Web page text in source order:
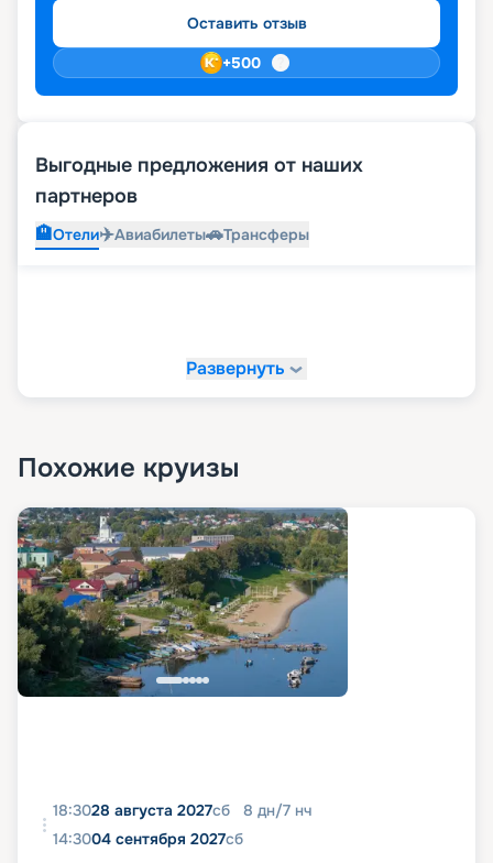
Оставить отзыв
+500
Выгодные предложения от наших
партнеров
🏨Отели✈️Авиабилеты🚗Трансферы
Развернуть
Похожие круизы
18:3028 августа 2027сб 8 дн/7 нч
14:3004 сентября 2027сб